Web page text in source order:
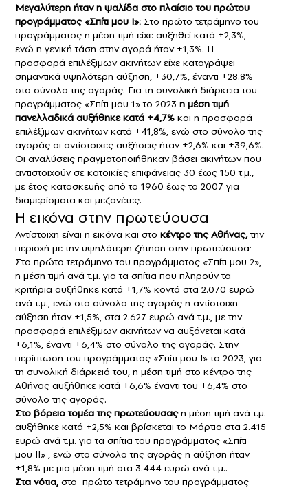
Μεγαλύτερη ήταν η ψαλίδα στο πλαίσιο του πρώτου
προγράμματος «Σπίτι μου Ι»: Στο πρώτο τετράμηνο του
προγράμματος η μέση τιμή είχε αυξηθεί κατά +2,3%,
ενώ η γενική τάση στην αγορά ήταν +1,3%. Η
προσφορά επιλέξιμων ακινήτων είχε καταγράψει
σημαντικά υψηλότερη αύξηση, +30,7%, έναντι +28.8%
στο σύνολο της αγοράς. Για τη συνολική διάρκεια του
προγράμματος «Σπίτι μου 1» το 2023 η μέση τιμή
πανελλαδικά αυξήθηκε κατά +4,7% και η προσφορά
επιλέξιμων ακινήτων κατά +41,8%, ενώ στο σύνολο της
αγοράς οι αντίστοιχες αυξήσεις ήταν +2,6% και +39,6%.
Οι αναλύσεις πραγματοποιήθηκαν βάσει ακινήτων που
αντιστοιχούν σε κατοικίες επιφάνειας 30 έως 150 τ.μ.,
με έτος κατασκευής από το 1960 έως το 2007 για
διαμερίσματα και μεζονέτες.
Η εικόνα στην πρωτεύουσα
Αντίστοιχη είναι η εικόνα και στο κέντρο της Αθήνας,την
περιοχή με την υψηλότερη ζήτηση στην πρωτεύουσα:
Στο πρώτο τετράμηνο του προγράμματος «Σπίτι μου 2»,
η μέση τιμή ανά τ.μ. για τα σπίτια που πληρούν τα
κριτήρια αυξήθηκε κατά +1,7% κοντά στα 2.070 ευρώ
ανά τ.μ., ενώ στο σύνολο της αγοράς η αντίστοιχη
αύξηση ήταν +1,5%, στα 2.627 ευρώ ανά τ.μ., με την
προσφορά επιλέξιμων ακινήτων να αυξάνεται κατά
+6,1%, έναντι +6,4% στο σύνολο της αγοράς. Στην
περίπτωση του προγράμματος «Σπίτι μου Ι» το 2023, για
τη συνολική διάρκειά του, η μέση τιμή στο κέντρο της
Αθήνας αυξήθηκε κατά +6,6% έναντι του +6,4% στο
σύνολο της αγοράς.
Στο βόρειο τομέα της πρωτεύουσαςη μέση τιμή ανά τ.μ.
αυξήθηκε κατά +2,5% και βρίσκεται το Μάρτιο στα 2.415
ευρώ ανά τ.μ. για τα σπίτια του προγράμματος «Σπίτι
μου ΙΙ» , ενώ στο σύνολο της αγοράς η αύξηση ήταν
+1,8% με μια μέση τιμή στα 3.444 ευρώ ανά τ.μ..
Στα νότια,στο πρώτο τετράμηνο του προγράμματος